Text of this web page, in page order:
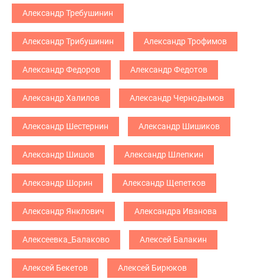
Александр Требушинин
Александр Трибушинин Александр Трофимов
Александр Федоров Александр Федотов
Александр Халилов Александр Чернодымов
Александр Шестернин Александр Шишиков
Александр Шишов Александр Шлепкин
Александр Шорин Александр Щепетков
Александр Янклович Александра Иванова
Алексеевка_Балаково Алексей Балакин
Алексей Бекетов Алексей Бирюков